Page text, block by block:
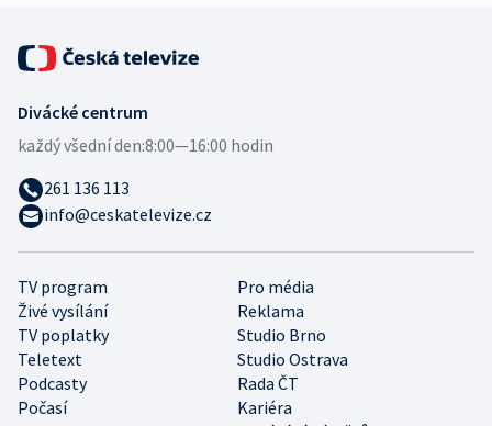
TV program
Pro média
Živé vysílání
Reklama
TV poplatky
Studio Brno
Teletext
Studio Ostrava
Podcasty
Rada ČT
Počasí
Kariéra
Divácké centrum
každý všední den:8:00—16:00 hodin
261 136 113
info@ceskatelevize.cz